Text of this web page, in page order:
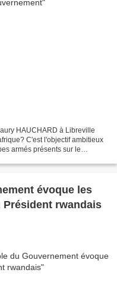
HAUCHARD à Libreville
C'est l'objectif ambitieux
armés présents sur le
évoque les
Président rwandais